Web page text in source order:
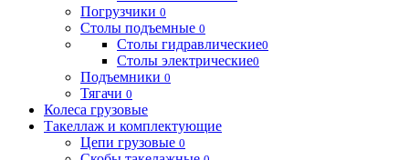
Погрузчики 0
Столы подъемные 0
Столы гидравлические0
Столы электрические0
Подъемники 0
Тягачи 0
Колеса грузовые
Такеллаж и комплектующие
Цепи грузовые 0